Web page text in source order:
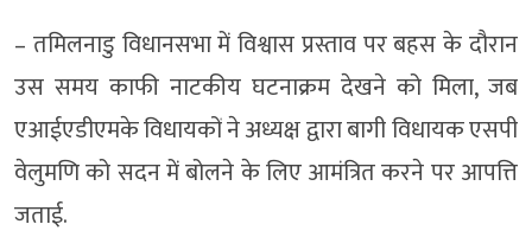
– तमिलनाडु विधानसभा में विश्वास प्रस्ताव पर बहस के दौरान
उस समय काफी नाटकीय घटनाक्रम देखने को मिला, जब
एआईएडीएमके विधायकों ने अध्यक्ष द्वारा बागी विधायक एसपी
वेलुमणि को सदन में बोलने के लिए आमंत्रित करने पर आपत्ति
जताई.